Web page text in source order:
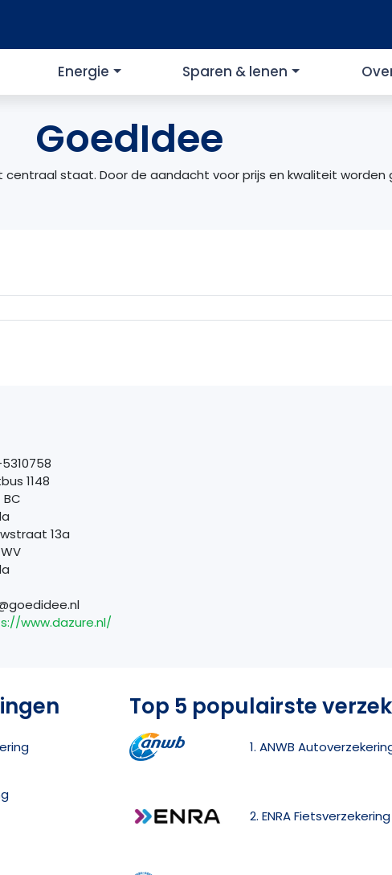
Energie Sparen & lenen
GoedIdee
staat. Door de aandacht voor prijs en kwaliteit worden
1148
BC
13a
www.dazure.nl/
Top 5 populairste
1. ANWB
2. ENRA Fietsverzekering